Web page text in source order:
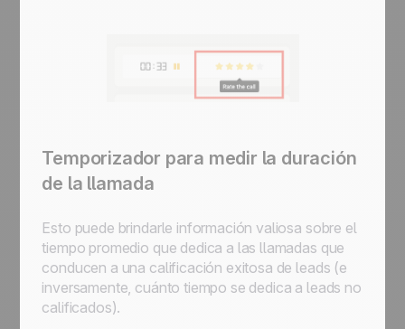
Temporizador para medir la duración
de la llamada
Esto puede brindarle información valiosa sobre el
tiempo promedio que dedica a las llamadas que
conducen a una calificación exitosa de leads (e
inversamente, cuánto tiempo se dedica a leads no
calificados).